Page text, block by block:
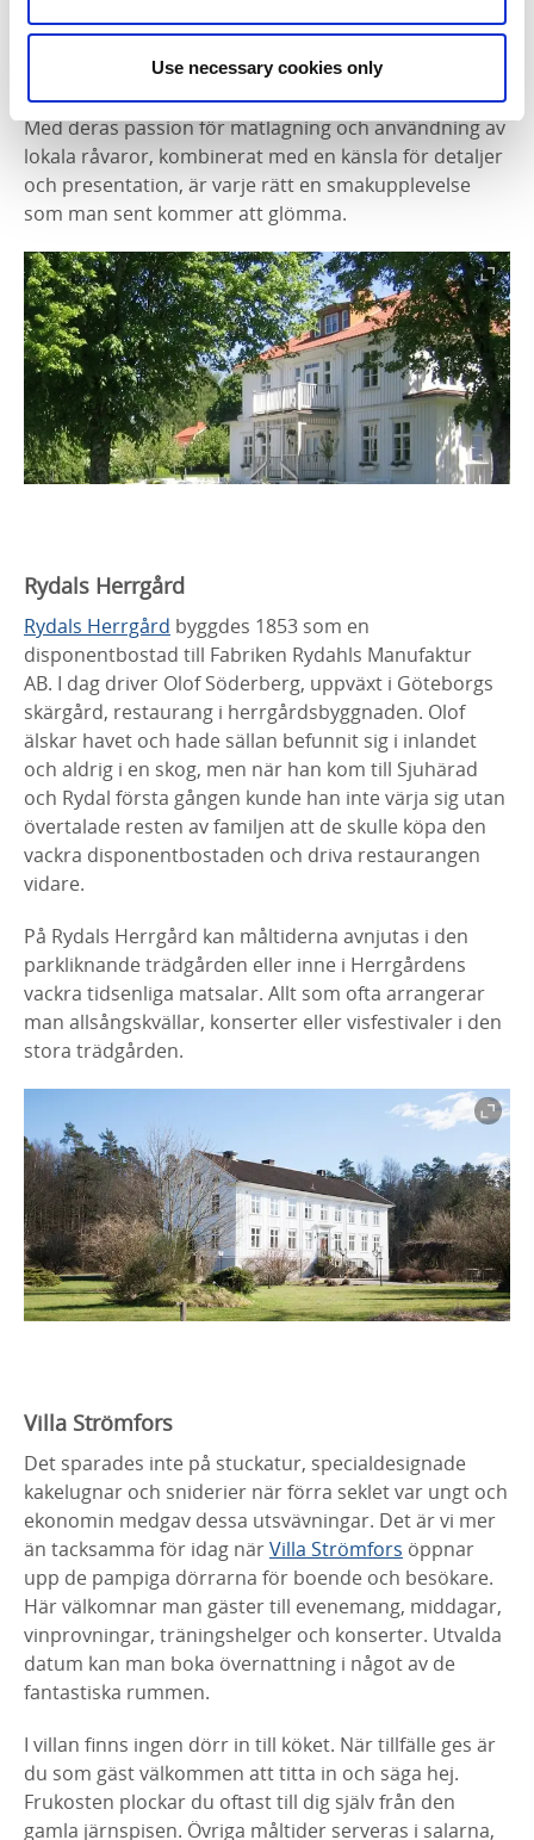
Use necessary cookies only
vännen blev förverkligad påÅsundsholm.
På Åsundsholm har Carl och Jacob skapat en unik
matupplevelse som överträffar alla förväntningar.
Med deras passion för matlagning och användning av
lokala råvaror, kombinerat med en känsla för detaljer
och presentation, är varje rätt en smakupplevelse
som man sent kommer att glömma.
Rydals Herrgård
Rydals Herrgård byggdes 1853 som en
disponentbostad till Fabriken Rydahls Manufaktur
AB. I dag driver Olof Söderberg, uppväxt i Göteborgs
skärgård, restaurang i herrgårdsbyggnaden. Olof
älskar havet och hade sällan befunnit sig i inlandet
och aldrig i en skog, men när han kom till Sjuhärad
och Rydal första gången kunde han inte värja sig utan
övertalade resten av familjen att de skulle köpa den
vackra disponentbostaden och driva restaurangen
vidare.
På Rydals Herrgård kan måltiderna avnjutas i den
parkliknande trädgården eller inne i Herrgårdens
vackra tidsenliga matsalar. Allt som ofta arrangerar
man allsångskvällar, konserter eller visfestivaler i den
stora trädgården.
Villa Strömfors
Det sparades inte på stuckatur, specialdesignade
kakelugnar och sniderier när förra seklet var ungt och
ekonomin medgav dessa utsvävningar. Det är vi mer
än tacksamma för idag närVilla Strömfors öppnar
upp de pampiga dörrarna för boende och besökare.
Här välkomnar man gäster till evenemang, middagar,
vinprovningar, träningshelger och konserter. Utvalda
datum kan man boka övernattning i något av de
fantastiska rummen.
I villan finns ingen dörr in till köket. När tillfälle ges är
du som gäst välkommen att titta in och säga hej.
Frukosten plockar du oftast till dig själv från den
gamla järnspisen. Övriga måltider serveras i salarna,